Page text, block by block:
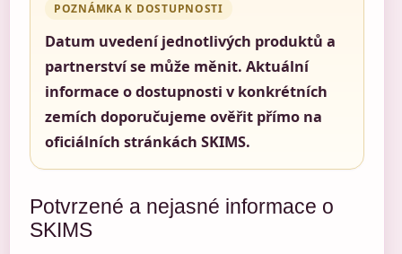
POZNÁMKA K DOSTUPNOSTI
Datum uvedení jednotlivých produktů a
partnerství se může měnit. Aktuální
informace o dostupnosti v konkrétních
zemích doporučujeme ověřit přímo na
oficiálních stránkách SKIMS.
Potvrzené a nejasné informace o
SKIMS